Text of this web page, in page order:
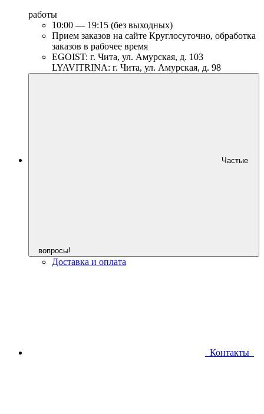
работы
10:00 — 19:15 (без выходных)
Прием заказов на сайте Круглосуточно, обработка
заказов в рабочее время
EGOIST: г. Чита, ул. Амурская, д. 103
LYAVITRINA: г. Чита, ул. Амурская, д. 98
Частые
вопросы!
Доставка и оплата
Контакты